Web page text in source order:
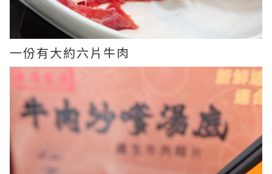
一份有大約六片牛肉